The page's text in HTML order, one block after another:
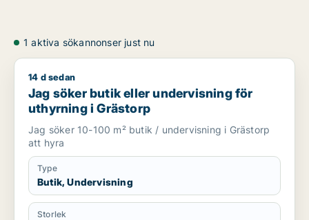
1 aktiva sökannonser just nu
Jag söker butik eller undervisning för uthyrning i Grästorp
14 d sedan
Jag söker butik eller undervisning för
uthyrning i Grästorp
Jag söker 10-100 m² butik / undervisning i Grästorp
att hyra
Type
Butik, Undervisning
Storlek